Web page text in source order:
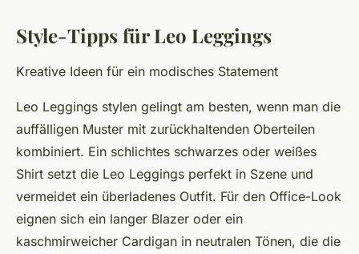
Style-Tipps für Leo Leggings
Kreative Ideen für ein modisches Statement
Leo Leggings stylen gelingt am besten, wenn man die
auffälligen Muster mit zurückhaltenden Oberteilen
kombiniert. Ein schlichtes schwarzes oder weißes
Shirt setzt die Leo Leggings perfekt in Szene und
vermeidet ein überladenes Outfit. Für den Office-Look
eignen sich ein langer Blazer oder ein
kaschmirweicher Cardigan in neutralen Tönen, die die